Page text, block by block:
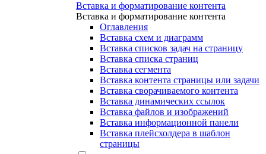
Вставка и форматирование контента
Вставка и форматирование контента
Оглавления
Вставка схем и диаграмм
Вставка списков задач на страницу
Вставка списка страниц
Вставка сегмента
Вставка контента страницы или задачи
Вставка сворачиваемого контента
Вставка динамических ссылок
Вставка файлов и изображений
Вставка информационной панели
Вставка плейсхолдера в шаблон
страницы